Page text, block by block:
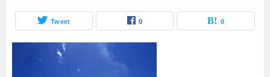
Tweet 0 0